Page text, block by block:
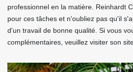
professionnel en la matière. Reinhardt
pour ces tâches et n'oubliez pas qu'il
d'un travail de bonne qualité. Si vous
complémentaires, veuillez visiter son